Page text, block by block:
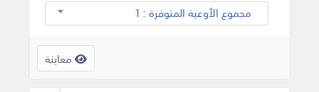
مجموع الأوعية المتوفرة : 1
معاينة